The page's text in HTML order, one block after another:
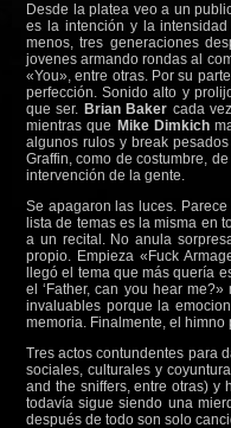
Desde la platea veo a un
es la intención y la
menos, tres generaciones
jovenes armando rondas al
«You», entre otras. Por su
perfección. Sonido alto y
que ser. Brian Baker cada
mientras que Mike Dimkich
algunos rulos y break
Graffin, como de costumbre,
intervención de la gente.
Se apagaron las luces.
lista de temas es la misma en
a un recital. No anula
propio. Empieza «Fuck
llegó el tema que más quería
el ‘Father, can you hear
invaluables porque la
memoria. Finalmente, el
Tres actos contundentes para
sociales, culturales y
and the sniffers, entre otras) y
todavía sigue siendo una
después de todo son solo